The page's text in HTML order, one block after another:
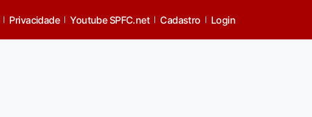
Privacidade Youtube SPFC.net Cadastro Login